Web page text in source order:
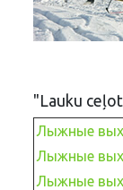
"Lauku
Лыжные
Лыжные
Лыжные